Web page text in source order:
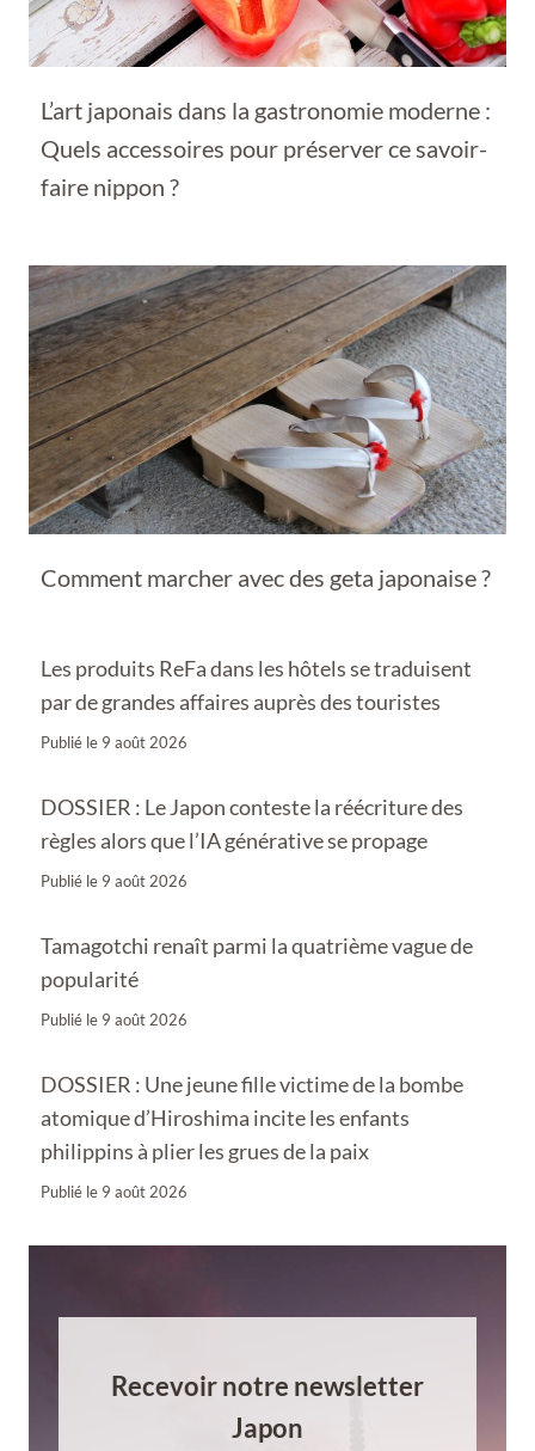
L’art japonais dans la gastronomie moderne :
Quels accessoires pour préserver ce savoir-
faire nippon ?
Comment marcher avec des geta japonaise ?
Les produits ReFa dans les hôtels se traduisent
par de grandes affaires auprès des touristes
Publié le 9 août 2026
DOSSIER : Le Japon conteste la réécriture des
règles alors que l’IA générative se propage
Publié le 9 août 2026
Tamagotchi renaît parmi la quatrième vague de
popularité
Publié le 9 août 2026
DOSSIER : Une jeune fille victime de la bombe
atomique d’Hiroshima incite les enfants
philippins à plier les grues de la paix
Publié le 9 août 2026
Recevoir notre newsletter
Japon